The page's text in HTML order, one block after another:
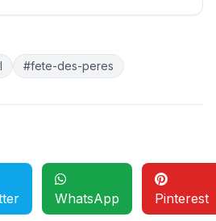
#fete-des-peres
WhatsApp Pinterest